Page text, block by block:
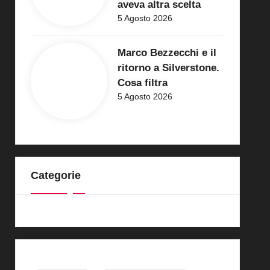
aveva altra scelta
5 Agosto 2026
Marco Bezzecchi e il
ritorno a Silverstone.
Cosa filtra
5 Agosto 2026
Categorie